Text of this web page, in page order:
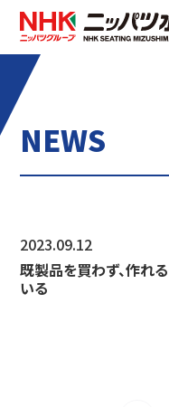
採用情報
NEWS
2023.09.12
既製品を買わず、作れ
いる